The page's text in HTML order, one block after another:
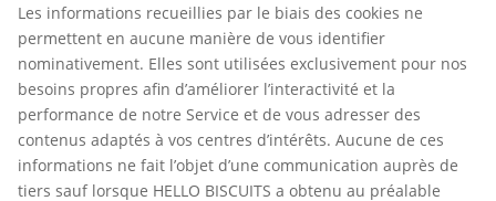
Les informations recueillies par le biais des cookies ne
permettent en aucune manière de vous identifier
nominativement. Elles sont utilisées exclusivement pour nos
besoins propres afin d’améliorer l’interactivité et la
performance de notre Service et de vous adresser des
contenus adaptés à vos centres d’intérêts. Aucune de ces
informations ne fait l’objet d’une communication auprès de
tiers sauf lorsque HELLO BISCUITS a obtenu au préalable